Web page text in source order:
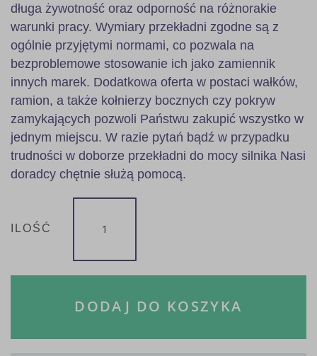
długa żywotność oraz odporność na różnorakie
warunki pracy. Wymiary przekładni zgodne są z
ogólnie przyjętymi normami, co pozwala na
bezproblemowe stosowanie ich jako zamiennik
innych marek. Dodatkowa oferta w postaci wałków,
ramion, a także kołnierzy bocznych czy pokryw
zamykających pozwoli Państwu zakupić wszystko w
jednym miejscu. W razie pytań bądź w przypadku
trudności w doborze przekładni do mocy silnika Nasi
doradcy chętnie służą pomocą.
ILOŚĆ
DODAJ DO KOSZYKA